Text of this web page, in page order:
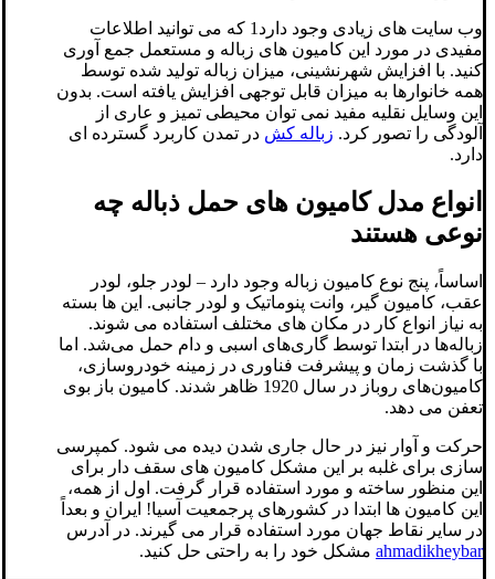
وب سایت های زیادی وجود دارد1 که می توانید اطلاعات
مفیدی در مورد این کامیون های زباله و مستعمل جمع آوری
کنید. با افزایش شهرنشینی، میزان زباله تولید شده توسط
همه خانوارها به میزان قابل توجهی افزایش یافته است. بدون
این وسایل نقلیه مفید نمی توان محیطی تمیز و عاری از
آلودگی را تصور کرد. زباله کش در تمدن کاربرد گسترده ای
دارد.
انواع مدل کامیون های حمل ذباله چه
نوعی هستند
اساساً، پنج نوع کامیون زباله وجود دارد – لودر جلو، لودر
عقب، کامیون گیر، وانت پنوماتیک و لودر جانبی. این ها بسته
به نیاز انواع کار در مکان های مختلف استفاده می شوند.
زباله‌ها در ابتدا توسط گاری‌های اسبی و دام حمل می‌شد. اما
با گذشت زمان و پیشرفت فناوری در زمینه خودروسازی،
کامیون‌های روباز در سال 1920 ظاهر شدند. کامیون باز بوی
تعفن می دهد.
حرکت و آوار نیز در حال جاری شدن دیده می شود. کمپرسی
سازی برای غلبه بر این مشکل کامیون های سقف دار برای
این منظور ساخته و مورد استفاده قرار گرفت. اول از همه،
این کامیون ها ابتدا در کشورهای پرجمعیت آسیا! ایران و بعداً
در سایر نقاط جهان مورد استفاده قرار می گیرند. در آدرس
ahmadikheybar مشکل خود را به راحتی حل کنید.